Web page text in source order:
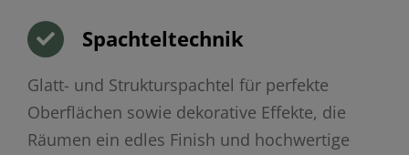
Spachteltechnik
Glatt- und Strukturspachtel für perfekte
Oberflächen sowie dekorative Effekte, die
Räumen ein edles Finish und hochwertige